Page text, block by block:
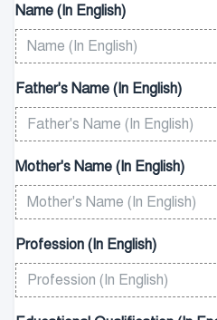
Name (In English)
Father's Name (In English)
Mother's Name (In English)
Profession (In English)